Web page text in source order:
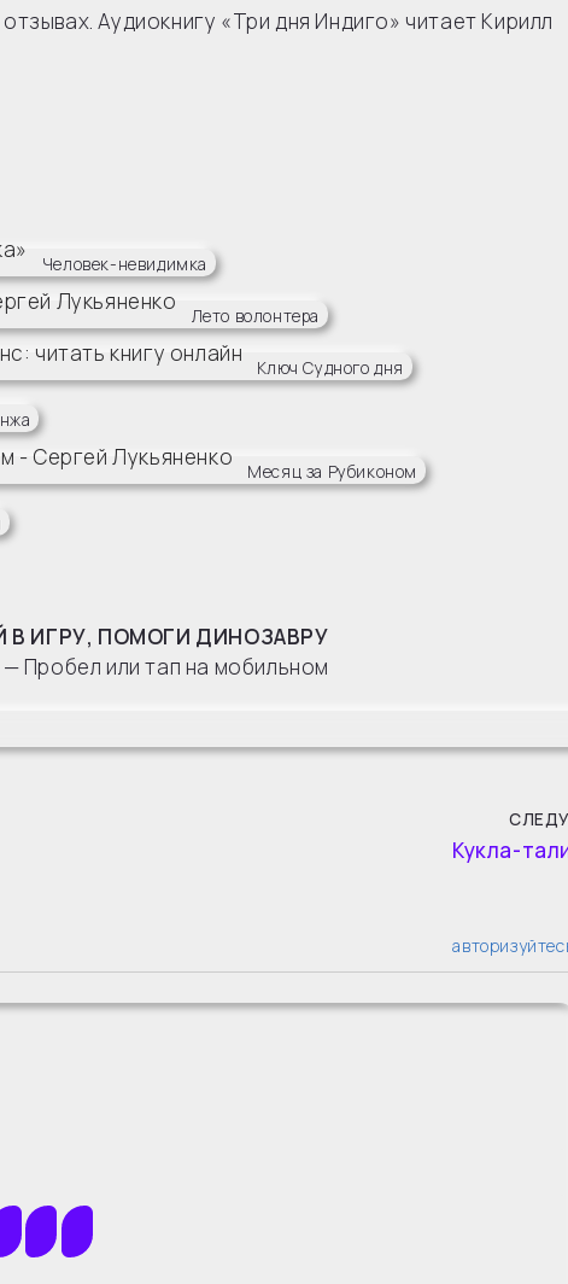
Аудиокнигу «Три дня Индиго» читает Кирилл
Человек-невидимка
Лето волонтера
Ключ Судного дня
Месяц за Рубиконом
В ИГРУ, ПОМОГИ ДИНОЗАВРУ
Пробел или тап на мобильном
Кукла-